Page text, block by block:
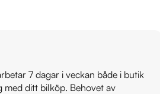
7 dagar i veckan både i butik
med ditt bilköp. Behovet av